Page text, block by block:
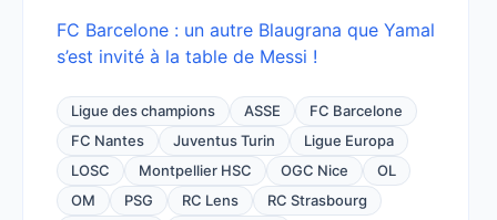
FC Barcelone : un autre Blaugrana que Yamal
s’est invité à la table de Messi !
Ligue des champions ASSE
FC Barcelone
FC Nantes
Juventus Turin
Ligue Europa
LOSC
Montpellier HSC OGC Nice
OL
OM
PSG RC Lens
RC Strasbourg